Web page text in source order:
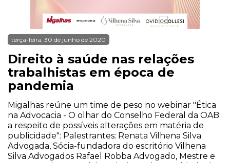
terça-feira, 30 de junho de 2020
Direito à saúde nas relações
trabalhistas em época de
pandemia
Migalhas reúne um time de peso no webinar "Ética
na Advocacia - O olhar do Conselho Federal da OAB
a respeito de possíveis alterações em matéria de
publicidade": Palestrantes: Renata Vilhena Silva
Advogada, Sócia-fundadora do escritório Vilhena
Silva Advogados Rafael Robba Advogado, Mestre e